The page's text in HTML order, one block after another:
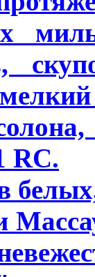
RC.